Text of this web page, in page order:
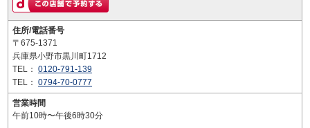
住所/電話番号
〒675-1371
兵庫県小野市黒川町1712
TEL： 0120-791-139
TEL： 0794-70-0777
営業時間
午前10時〜午後6時30分